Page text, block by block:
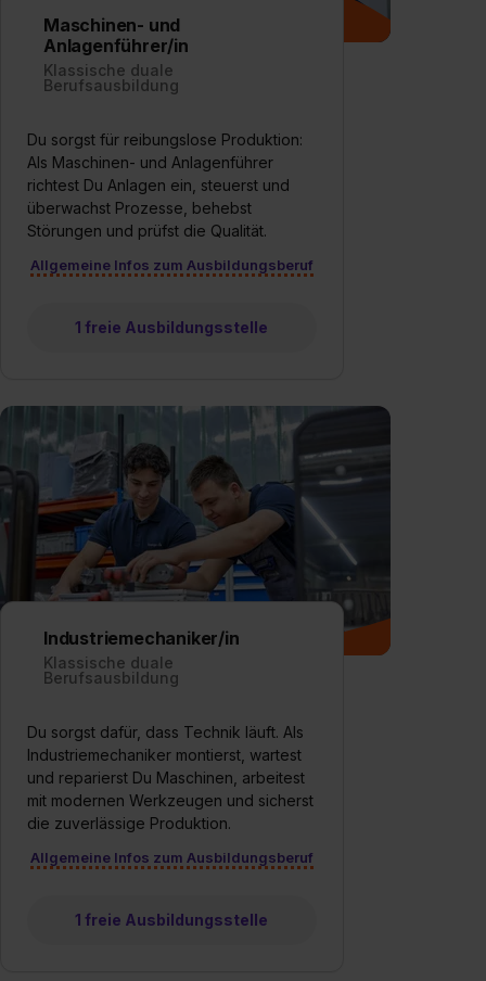
Maschinen- und
Anlagenführer/in
Klassische duale
Berufsausbildung
Du sorgst für reibungslose Produktion:
Als Maschinen- und Anlagenführer
richtest Du Anlagen ein, steuerst und
überwachst Prozesse, behebst
Störungen und prüfst die Qualität.
Allgemeine Infos zum Ausbildungsberuf
1 freie Ausbildungsstelle
Industriemechaniker/in
Klassische duale
Berufsausbildung
Du sorgst dafür, dass Technik läuft. Als
Industriemechaniker montierst, wartest
und reparierst Du Maschinen, arbeitest
mit modernen Werkzeugen und sicherst
die zuverlässige Produktion.
Allgemeine Infos zum Ausbildungsberuf
1 freie Ausbildungsstelle